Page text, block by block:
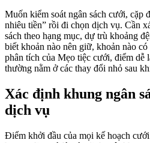
Muốn kiểm soát ngân sách cưới, cặp
nhiêu tiền” rồi đi chọn dịch vụ. Cần
sách theo hạng mục, dự trù khoảng
biết khoản nào nên giữ, khoản nào
phân tích của Mẹo tiệc cưới, điểm dễ
thường nằm ở các thay đổi nhỏ sau
Xác định khung ngân
dịch vụ
Điểm khởi đầu của mọi kế hoạch